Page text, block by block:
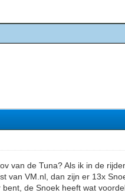
van de Tuna? Als ik in de
van VM.nl, dan zijn er 13x
de Snoek heeft wat